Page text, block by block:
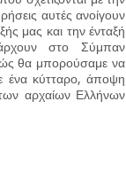
αυτές ανοίγουν
μας και την ένταξή
στο Σύμπαν
θα μπορούσαμε να
ένα κύτταρο, άποψη
αρχαίων Ελλήνων